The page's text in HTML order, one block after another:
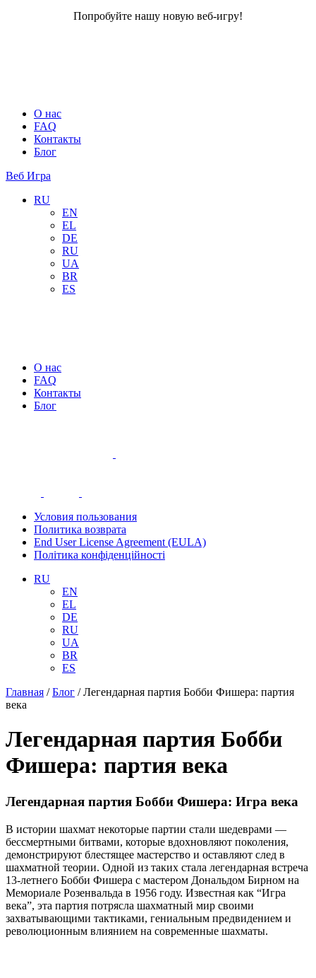
Попробуйте нашу новую веб-игру!
О нас
FAQ
Контакты
Блог
Веб Игра
RU
EN
EL
DE
RU
UA
BR
ES
О нас
FAQ
Контакты
Блог
Условия пользования
Политика возврата
End User License Agreement (EULA)
Політика конфіденційності
RU
EN
EL
DE
RU
UA
BR
ES
Главная /Блог /Легендарная партия Бобби Фишера: партия
века
Легендарная партия Бобби
Фишера: партия века
Легендарная партия Бобби Фишера: Игра века
В истории шахмат некоторые партии стали шедеврами —
бессмертными битвами, которые вдохновляют поколения,
демонстрируют блестящее мастерство и оставляют след в
шахматной теории. Одной из таких стала легендарная встреча
13-летнего Бобби Фишера с мастером Дональдом Бирном на
Мемориале Розенвальда в 1956 году. Известная как “Игра
века”, эта партия потрясла шахматный мир своими
захватывающими тактиками, гениальным предвидением и
революционным влиянием на современные шахматы.